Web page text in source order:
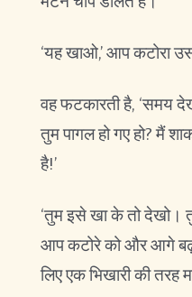
‘यह खाओ,’ आप कटोरा
वह फटकारती है, ‘समय
तुम पागल हो गए हो? मैं
है!’
‘तुम इसे खा के तो देखो।
आप कटोरे को और आगे
लिए एक भिखारी की